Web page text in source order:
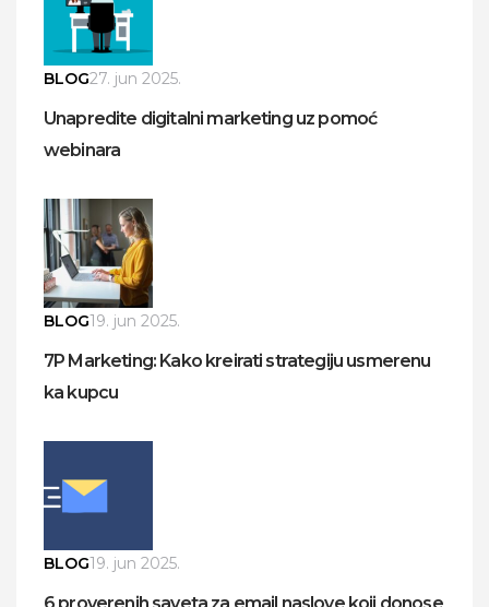
BLOG27. jun 2025.
Unapredite digitalni marketing uz pomoć
webinara
BLOG19. jun 2025.
7P Marketing: Kako kreirati strategiju usmerenu
ka kupcu
BLOG19. jun 2025.